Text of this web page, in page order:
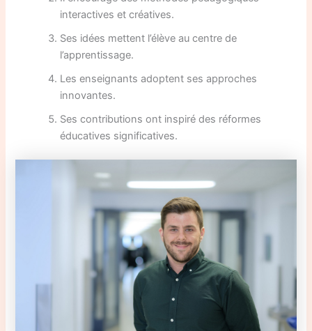
interactives et créatives.
Ses idées mettent l’élève au centre de
l’apprentissage.
Les enseignants adoptent ses approches
innovantes.
Ses contributions ont inspiré des réformes
éducatives significatives.